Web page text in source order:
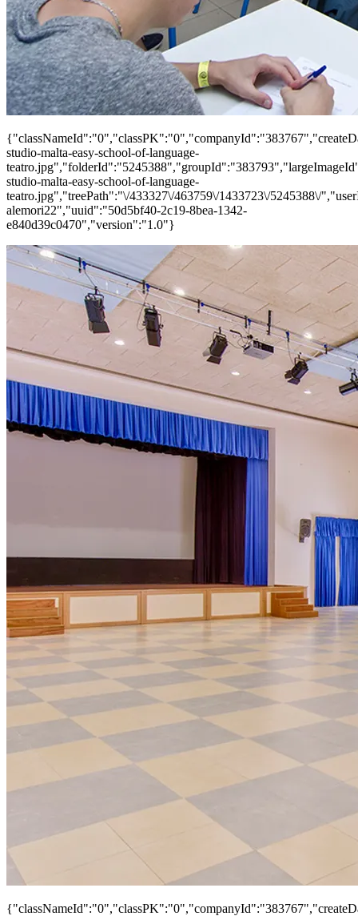
studio-malta-easy-school-of-language-
studio-malta-easy-school-of-language-
teatro.jpg","treePath":"\/433327\/463759\/1433723\/5245388\/
alemori22","uuid":"50d5bf40-2c19-8bea-1342-
e840d39c0470","version":"1.0"}